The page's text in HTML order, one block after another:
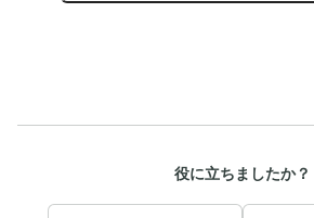
役に立ちましたか？